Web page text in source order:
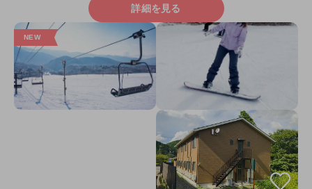
詳細を見る